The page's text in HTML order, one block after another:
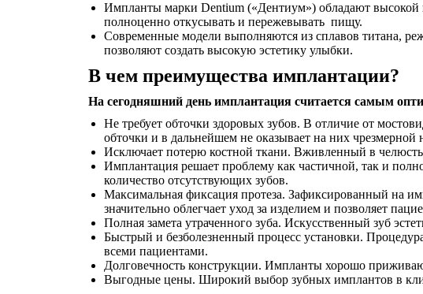
Импланты марки Dentium («Дентиум») обладают высокой
полноценно откусывать и пережевывать пищу.
Современные модели выполняются из сплавов титана,
позволяют создать высокую эстетику улыбки.
В чем преимущества имплантации?
На сегодняшний день имплантация считается самым
Не требует обточки здоровых зубов. В отличие от
обточки и в дальнейшем не оказывает на них чрезмерной
Исключает потерю костной ткани. Вживленный в
Имплантация решает проблему как частичной, так и
количество отсутствующих зубов.
Максимальная фиксация протеза. Зафиксированный на
значительно облегчает уход за изделием и позволяет
Полная замета утраченного зуба. Искусственный зуб
Быстрый и безболезненный процесс установки.
всеми пациентами.
Долговечность конструкции. Импланты хорошо
Выгодные цены. Широкий выбор зубных имплантов в